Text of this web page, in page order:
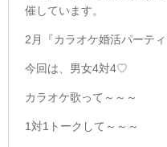
催しています。
2月『カラオケ婚活パーテ
今回は、男女4対4♡
カラオケ歌って～～～
1対1トークして～～～